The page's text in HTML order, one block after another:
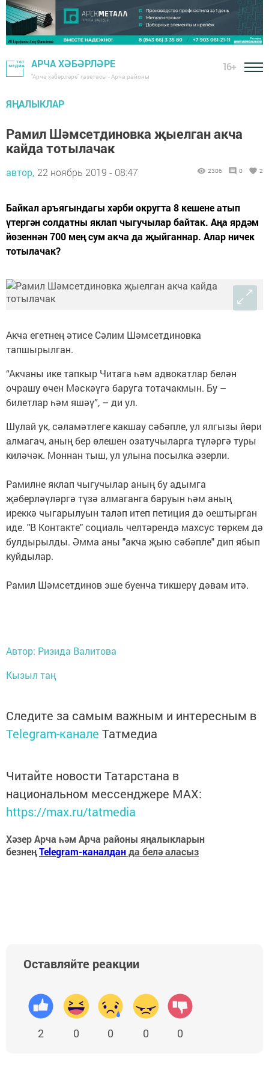
АРЧА ХӘБӘРЛӘРЕ
"Арча хәбәрләре" газетасы - Арча районы
16+
ЯҢАЛЫКЛАР
Рамил Шәмсетдиновка җыелган акча
кайда тотылачак
автор, 22 ноябрь 2019 - 08:47 2306 0 2
Байкал аръягындагы хәрби округта 8 кешене атып
үтергән солдатны яклап чыгучылар байтак. Аңа ярдәм
йөзеннән 700 мең сум акча да җыйганнар. Алар ничек
тотылачак?
Акча егетнең әтисе Сәлим Шәмсетдиновка
тапшырылган.
“Акчаны ике тапкыр Читага һәм адвокатлар белән
очрашу өчен Мәскәүгә баруга тотачакмын. Бу –
билетлар һәм яшәү”, – ди ул.
Шулай ук, сәламәтлеге какшау сәбәпле, ул ялгызы йөри
алмагач, аның бер өлешен озатучыларга түләргә туры
киләчәк. Моннан тыш, ул улына посылка әзерли.
Рамилне яклап чыгучылар аның бу адымга
җәберләүләргә түзә алмаганга баруын һәм аның
иреккә чыгарылуын таләп итеп петиция дә оештырган
иде. "В Контакте" социаль челтәрендә махсус төркем дә
булдырылды. Әмма аны "акча җыю сәбәпле" дип ябып
куйдылар.
Рамил Шәмсетдинов эше буенча тикшерү дәвам итә.
Автор: Ризида Валитова
Кызыл таң
Следите за самым важным и интересным в
Telegram-канале Татмедиа
Читайте новости Татарстана в
национальном мессенджере MАХ:
https://max.ru/tatmedia
Хәзер Арча һәм Арча районы яңалыкларын
безнеңTelegram-каналданда белә аласыз
Оставляйте реакции
2 0 0 0 0